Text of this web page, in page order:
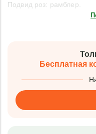
Подвид роз: рамблер.
Бесплатная